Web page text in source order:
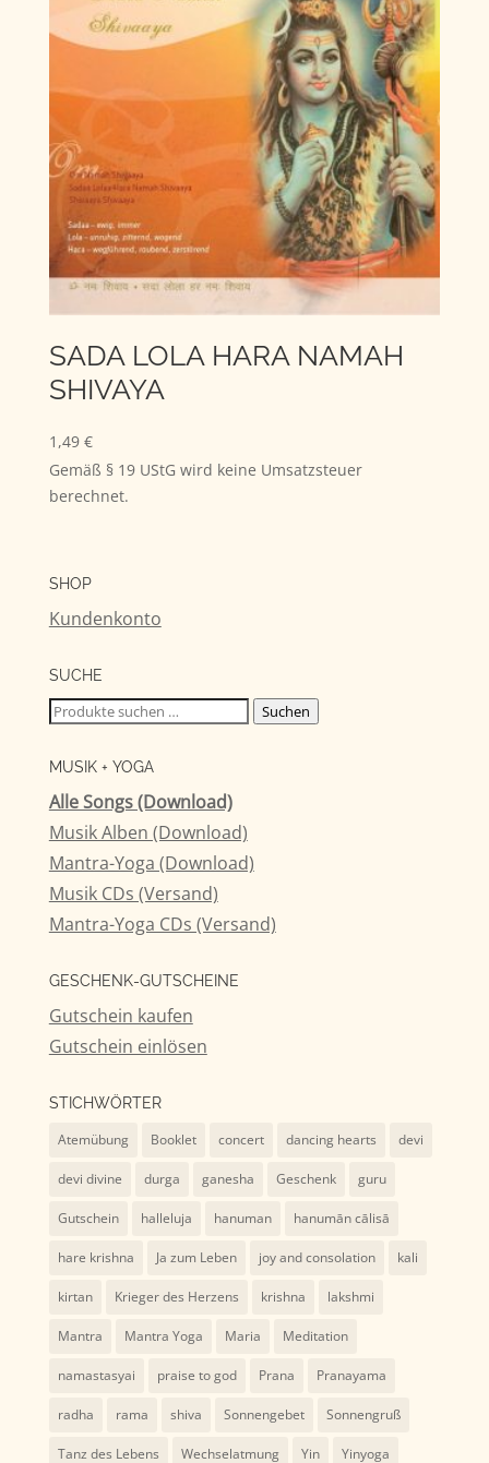
SADA LOLA HARA NAMAH
SHIVAYA
1,49 €
Gemäß § 19 UStG wird keine Umsatzsteuer
berechnet.
SHOP
Kundenkonto
SUCHE
Suchen
Suchen
MUSIK + YOGA
Alle Songs (Download)
Musik Alben (Download)
Mantra-Yoga (Download)
Musik CDs (Versand)
Mantra-Yoga CDs (Versand)
GESCHENK-GUTSCHEINE
Gutschein kaufen
Gutschein einlösen
STICHWÖRTER
Atemübung Booklet concert dancing hearts devi
devi divine durga ganesha Geschenk guru
Gutschein halleluja hanuman hanumān cālisā
hare krishna Ja zum Leben joy and consolation kali
kirtan Krieger des Herzens krishna lakshmi
Mantra Mantra Yoga Maria Meditation
namastasyai praise to god Prana Pranayama
radha rama shiva Sonnengebet Sonnengruß
Tanz des Lebens Wechselatmung Yin Yinyoga